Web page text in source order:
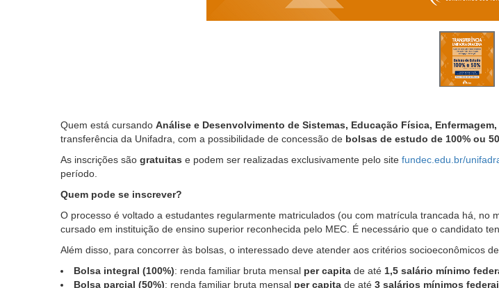
Quem está cursando Análise e Desenvolvimento de Sistemas, Educação Física,
transferência da Unifadra, com a possibilidade de concessão de bolsas de estudo de 100% ou
As inscrições são gratuitas e podem ser realizadas exclusivamente pelo site fundec.edu.br/
período.
Quem pode se inscrever?
O processo é voltado a estudantes regularmente matriculados (ou com matrícula trancada há, no
cursado em instituição de ensino superior reconhecida pelo MEC. É necessário que o candidato
Além disso, para concorrer às bolsas, o interessado deve atender aos critérios socioeconômicos
Bolsa integral (100%): renda familiar bruta mensal per capita de até 1,5 salário mínimo
Bolsa parcial (50%): renda familiar bruta mensal per capita de até 3 salários mínimos